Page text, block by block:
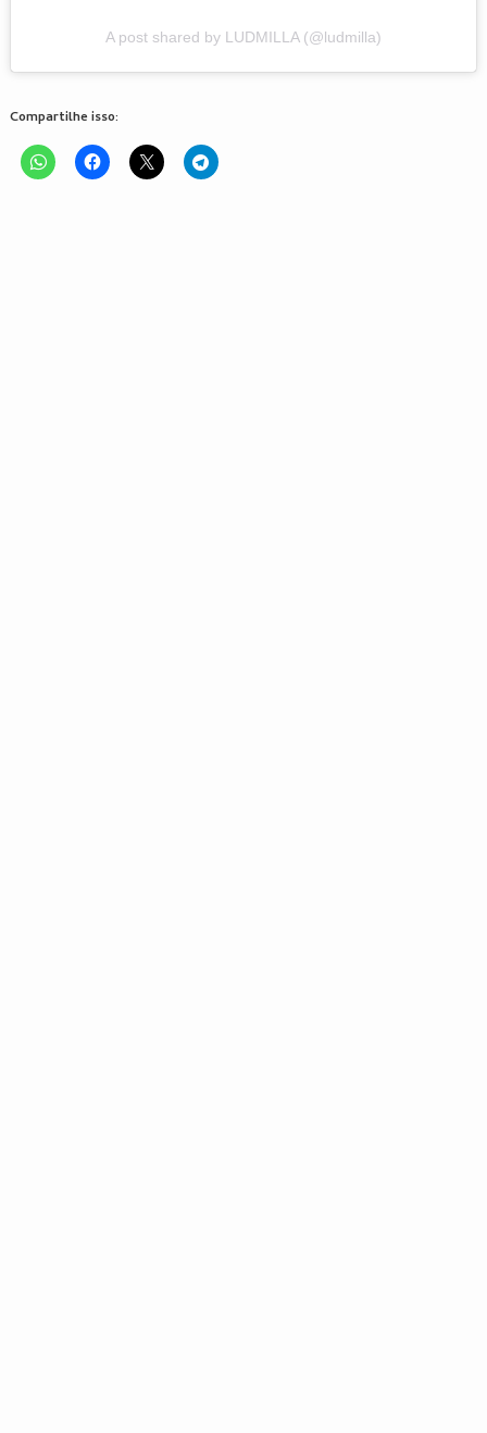
A post shared by LUDMILLA (@ludmilla)
Compartilhe isso: